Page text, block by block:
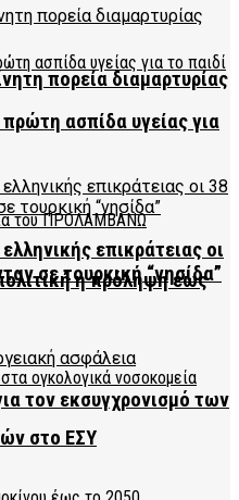
ασπίδα υγείας για
η πρόληψη έως
στο ΕΣΥ
πορεία διαμαρτυρίας
επικράτειας οι
σε τουρκική “νησίδα”
τον εκσυγχρονισμό των